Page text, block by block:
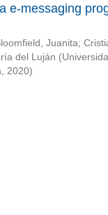
e-messaging
Juanita;
del Luján (
, 2020)